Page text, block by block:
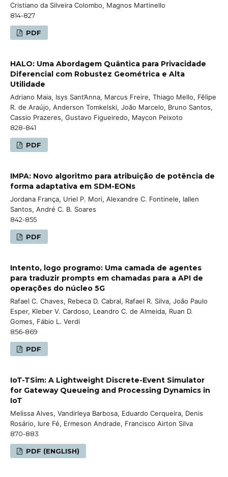
Cristiano da Silveira Colombo, Magnos Martinello
814-827
PDF
HALO: Uma Abordagem Quântica para Privacidade
Diferencial com Robustez Geométrica e Alta
Utilidade
Adriano Maia, Isys Sant’Anna, Marcus Freire, Thiago Mello, Fêlipe
R. de Araújo, Anderson Tomkelski, João Marcelo, Bruno Santos,
Cassio Prazeres, Gustavo Figueiredo, Maycon Peixoto
828-841
PDF
IMPA: Novo algoritmo para atribuição de potência de
forma adaptativa em SDM-EONs
Jordana França, Uriel P. Mori, Alexandre C. Fontinele, Iallen
Santos, André C. B. Soares
842-855
PDF
Intento, logo programo: Uma camada de agentes
para traduzir prompts em chamadas para a API de
operações do núcleo 5G
Rafael C. Chaves, Rebeca D. Cabral, Rafael R. Silva, João Paulo
Esper, Kleber V. Cardoso, Leandro C. de Almeida, Ruan D.
Gomes, Fábio L. Verdi
856-869
PDF
IoT-TSim: A Lightweight Discrete-Event Simulator
for Gateway Queueing and Processing Dynamics in
IoT
Melissa Alves, Vandirleya Barbosa, Eduardo Cerqueira, Denis
Rosário, Iure Fé, Ermeson Andrade, Francisco Airton Silva
870-883
PDF (ENGLISH)